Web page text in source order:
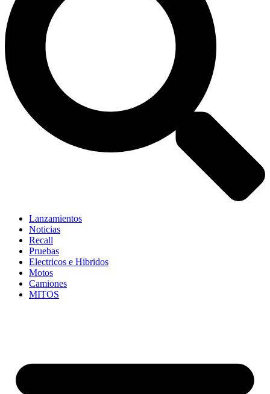
Lanzamientos
Noticias
Recall
Pruebas
Electricos e Hibridos
Motos
Camiones
MITOS